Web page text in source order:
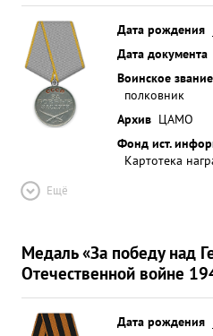
Дата рождения
Дата документа
Воинское звание
полковник
Архив ЦАМО
Фонд ист.
Картотека
Ещё
Медаль «За победу над
Отечественной войне
Дата рождения